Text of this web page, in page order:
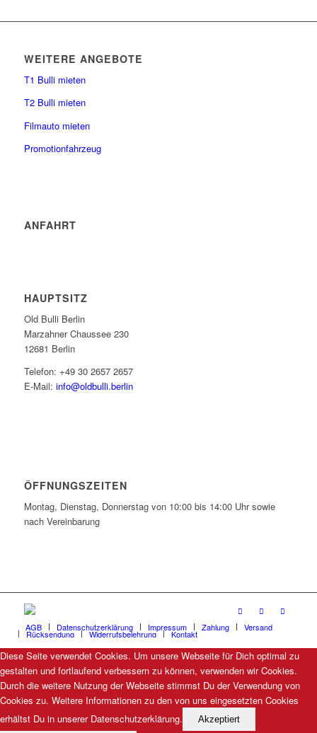
WEITERE ANGEBOTE
T1 Bulli mieten
T2 Bulli mieten
Filmauto mieten
Promotionfahrzeug
ANFAHRT
HAUPTSITZ
Old Bulli Berlin
Marzahner Chaussee 230
12681 Berlin
Telefon: +49 30 2657 2657
E-Mail: info@oldbulli.berlin
ÖFFNUNGSZEITEN
Montag, Dienstag, Donnerstag von 10:00 bis 14:00 Uhr sowie
nach Vereinbarung
AGB Datenschutzerklärung Impressum Zahlung Versand
Rücksendung Widerrufsbelehrung Kontakt
Diese Seite verwendet Cookies. Um unsere Webseite für Dich optimal zu
gestalten und fortlaufend verbessern zu können, verwenden wir Cookies.
Durch die weitere Nutzung der Webseite stimmst Du der Verwendung von
Cookies zu. Weitere Informationen zu den von uns eingesetzten Cookies
erhältst Du in unserer Datenschutzerklärung.
Akzeptiert